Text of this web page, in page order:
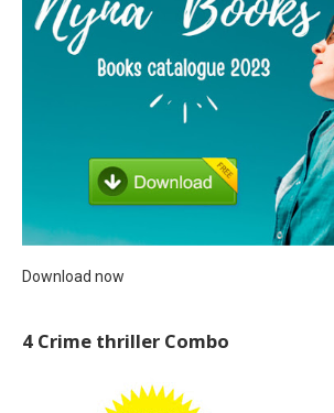
Download now
4 Crime thriller Combo